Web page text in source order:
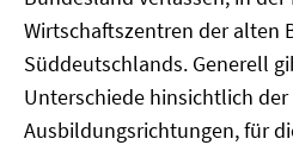
Wirtschaftszentren der alten
Süddeutschlands. Generell
Unterschiede hinsichtlich
Ausbildungsrichtungen, für